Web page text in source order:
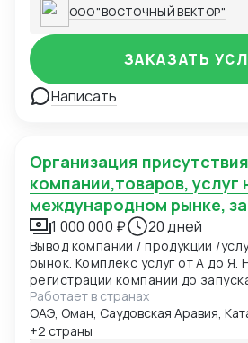
ООО "ВОСТОЧНЫЙ ВЕКТОР"
Написать
ЗАКАЗАТЬ
Организация присутствия
компании,товаров, услуг
международном рынке,
1 000 000 ₽ 20 дней
Вывод компании / продукции /
рынок. Комплекс услуг от А до Я.
регистрации компании до
Работает в странах
ОАЭ, Оман, Саудовская Аравия,
+2 страны